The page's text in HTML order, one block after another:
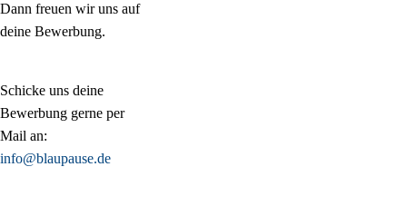
Dann freuen wir uns auf
deine Bewerbung.
Schicke uns deine
Bewerbung gerne per
Mail an:
info@blaupause.de